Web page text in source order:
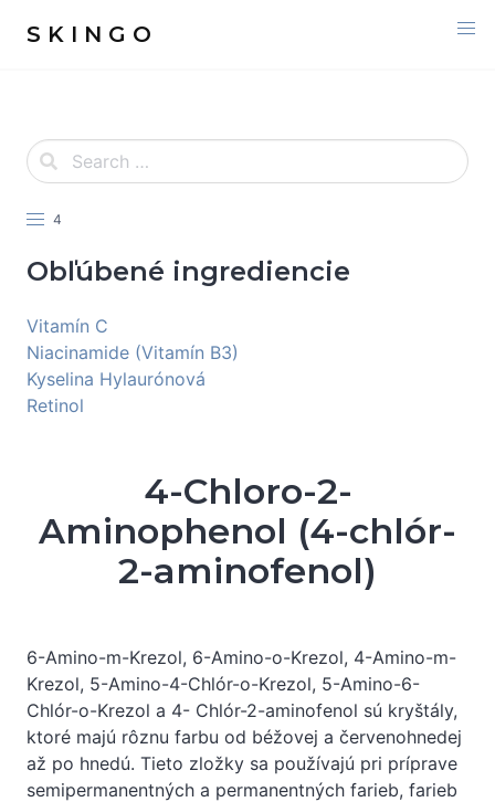
S K I N G O
4
Obľúbené ingrediencie
Vitamín C
Niacinamide (Vitamín B3)
Kyselina Hylaurónová
Retinol
4-Chloro-2-
Aminophenol (4-chlór-
2-aminofenol)
6-Amino-m-Krezol, 6-Amino-o-Krezol, 4-Amino-m-
Krezol, 5-Amino-4-Chlór-o-Krezol, 5-Amino-6-
Chlór-o-Krezol a 4- Chlór-2-aminofenol sú kryštály,
ktoré majú rôznu farbu od béžovej a červenohnedej
až po hnedú. Tieto zložky sa používajú pri príprave
semipermanentných a permanentných farieb, farieb